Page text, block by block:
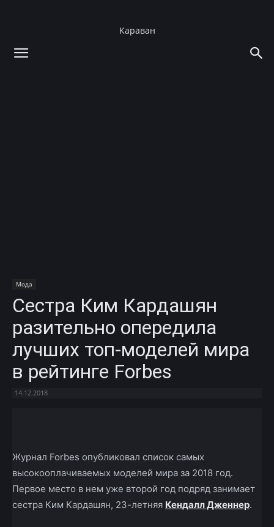
Караван
Мода
Сестра Ким Кардашян
разительно опередила
лучших топ-моделей мира
в рейтинге Forbes
14.12.2018
Журнал Forbes опубликовал список самых
высокооплачиваемых моделей мира за 2018 год.
Первое место в нем уже второй год подряд занимает
сестра Ким Кардашян, 23-летняя Кендалл Дженнер.